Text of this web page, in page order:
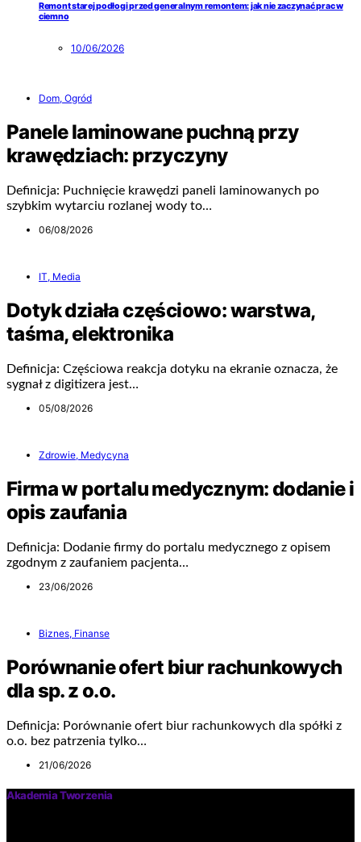
Remont starej podłogi przed generalnym remontem: jak nie zaczynać prac w
ciemno
10/06/2026
Dom, Ogród
Panele laminowane puchną przy
krawędziach: przyczyny
Definicja: Puchnięcie krawędzi paneli laminowanych po
szybkim wytarciu rozlanej wody to…
06/08/2026
IT, Media
Dotyk działa częściowo: warstwa,
taśma, elektronika
Definicja: Częściowa reakcja dotyku na ekranie oznacza, że
sygnał z digitizera jest…
05/08/2026
Zdrowie, Medycyna
Firma w portalu medycznym: dodanie i
opis zaufania
Definicja: Dodanie firmy do portalu medycznego z opisem
zgodnym z zaufaniem pacjenta…
23/06/2026
Biznes, Finanse
Porównanie ofert biur rachunkowych
dla sp. z o.o.
Definicja: Porównanie ofert biur rachunkowych dla spółki z
o.o. bez patrzenia tylko…
21/06/2026
Akademia Tworzenia